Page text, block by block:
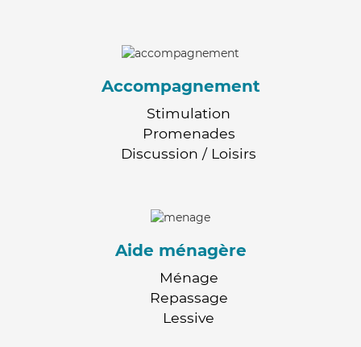
Accompagnement
Stimulation
Promenades
Discussion / Loisirs
Aide ménagère
Ménage
Repassage
Lessive